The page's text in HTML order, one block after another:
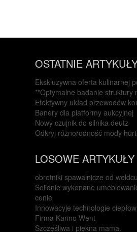
OSTATNIE
Ekskluzywna oferta kulinarnej
**Optymalne badanie struktury
Efektywny układ przewodów
Banery dla platformy aukcyjnej
Nowy czujnik do silnika deutz
Odkryj różnorodność mody
LOSOWE ARTYKUŁY
obrotniki spawalnicze od
Solidnie wykonane
cenie
Innowacyje technologie
Firma Karino Went
Szczęśliwa i piękna mama.